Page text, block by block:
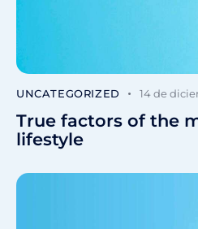
UNCATEGORIZED 14 de
True factors of the
lifestyle